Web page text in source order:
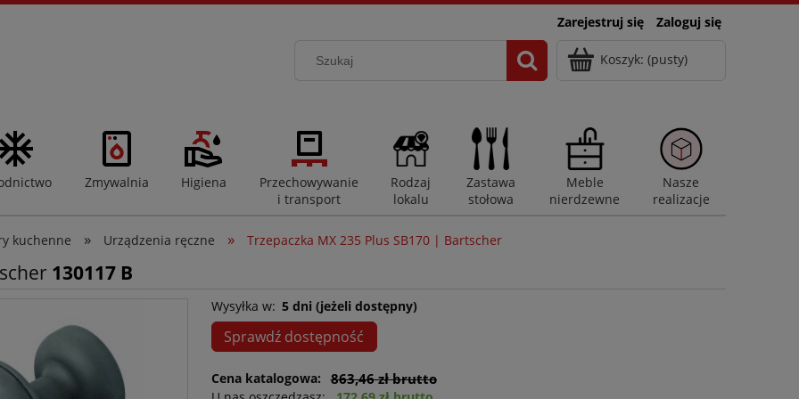
Zarejestruj się Zaloguj się
Koszyk: (pusty)
Zmywalnia Higiena
Przechowywanie
i transport
Rodzaj
lokalu
Zastawa
stołowa
Meble
nierdzewne
Nasze
realizacje
kuchenne » Urządzenia ręczne » Trzepaczka MX 235 Plus SB170 | Bartscher
130117 B
Wysyłka w: 5 dni (jeżeli dostępny)
Sprawdź dostępność
Cena katalogowa: 863,46 zł brutto